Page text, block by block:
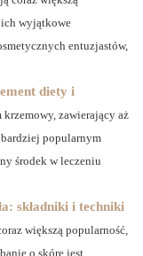
ich wyjątkowe
entuzjastów,
diety i
krzemowy, zawierający aż
popularnym
środek w leczeniu
składniki i techniki
większą popularność,
o skórę jest